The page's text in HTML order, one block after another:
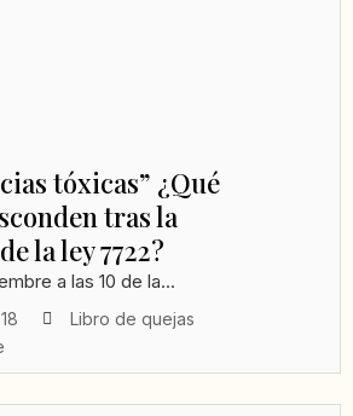
tóxicas” ¿Qué
tras la
la ley 7722?
a las 10 de la...
Libro de quejas